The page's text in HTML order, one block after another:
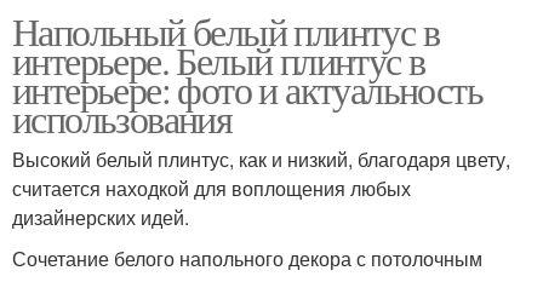
Напольный белый плинтус в
интерьере. Белый плинтус в
интерьере: фото и актуальность
использования
Высокий белый плинтус, как и низкий, благодаря цвету,
считается находкой для воплощения любых
дизайнерских идей.
Сочетание белого напольного декора с потолочным